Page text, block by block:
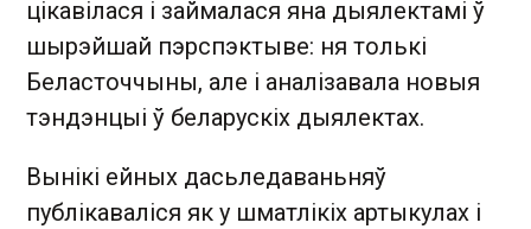
цікавілася і займалася яна дыялектамі ў
шырэйшай пэрспэктыве: ня толькі
Беласточчыны, але і аналізавала новыя
тэндэнцыі ў беларускіх дыялектах.
Вынікі ейных дасьледаваньняў
публікаваліся як у шматлікіх артыкулах і